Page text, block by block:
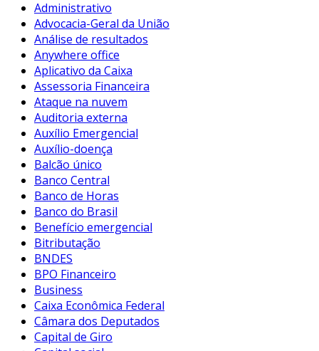
Administrativo
Advocacia-Geral da União
Análise de resultados
Anywhere office
Aplicativo da Caixa
Assessoria Financeira
Ataque na nuvem
Auditoria externa
Auxílio Emergencial
Auxílio-doença
Balcão único
Banco Central
Banco de Horas
Banco do Brasil
Benefício emergencial
Bitributação
BNDES
BPO Financeiro
Business
Caixa Econômica Federal
Câmara dos Deputados
Capital de Giro